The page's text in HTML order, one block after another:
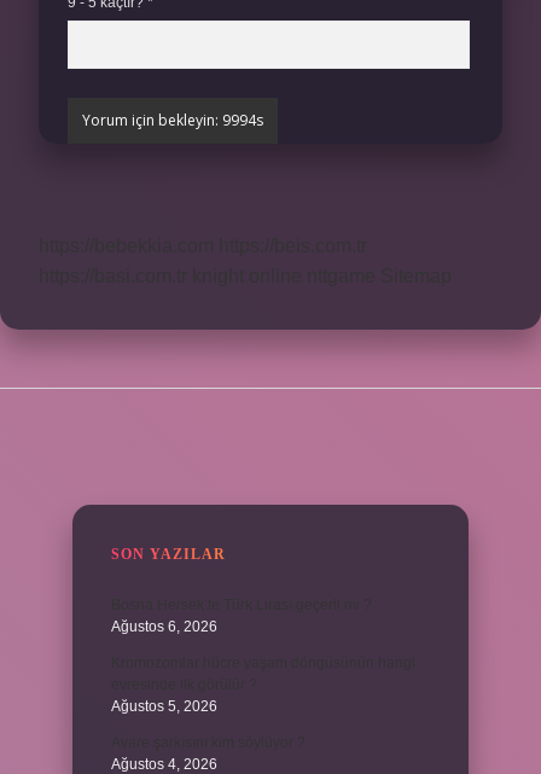
SON YAZILAR
Ağustos 6, 2026
Ağustos 5, 2026
Ağustos 4, 2026